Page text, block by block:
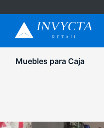
Muebles para Caja